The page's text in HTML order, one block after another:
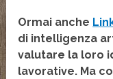
Ormai anche
di intelligenza
valutare la loro
lavorative. Ma